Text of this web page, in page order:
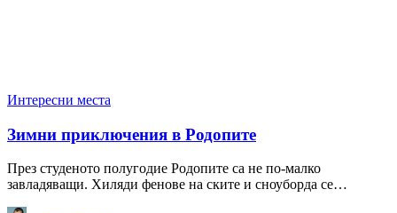
Интересни места
Зимни приключения в Родопите
През студеното полугодие Родопите са не по-малко
завладяващи. Хиляди фенове на ските и сноуборда се…